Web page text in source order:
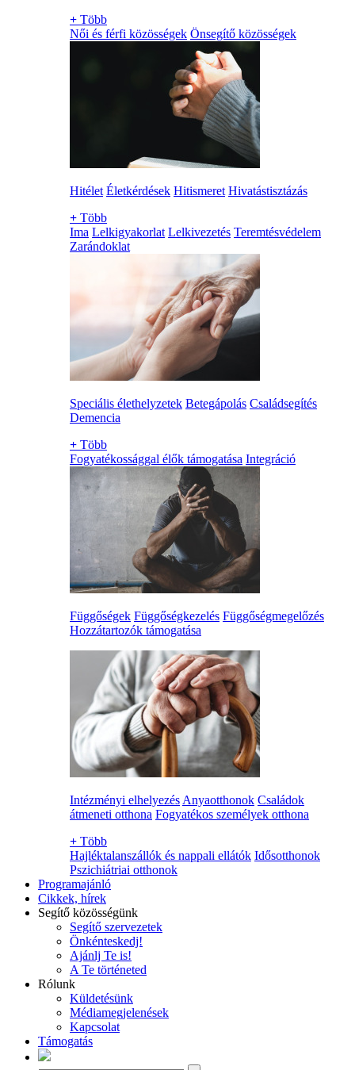
+ Több
Női és férfi közösségek Önsegítő közösségek
Hitélet Életkérdések Hitismeret Hivatástisztázás
+ Több
Ima Lelkigyakorlat Lelkivezetés Teremtésvédelem
Zarándoklat
Speciális élethelyzetek Betegápolás Családsegítés
Demencia
+ Több
Fogyatékossággal élők támogatása Integráció
Függőségek Függőségkezelés Függőségmegelőzés
Hozzátartozók támogatása
Intézményi elhelyezés Anyaotthonok Családok
átmeneti otthona Fogyatékos személyek otthona
+ Több
Hajléktalanszállók és nappali ellátók Idősotthonok
Pszichiátriai otthonok
Programajánló
Cikkek, hírek
Segítő közösségünk
Segítő szervezetek
Önkénteskedj!
Ajánlj Te is!
A Te történeted
Rólunk
Küldetésünk
Médiamegjelenések
Kapcsolat
Támogatás